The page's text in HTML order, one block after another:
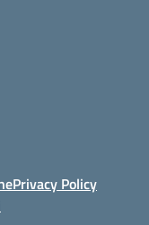
Privacy Policy